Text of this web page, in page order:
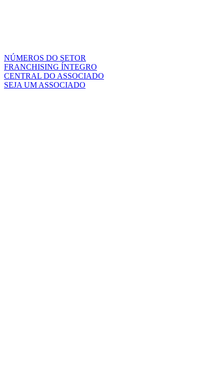
NÚMEROS DO SETOR
FRANCHISING ÍNTEGRO
CENTRAL DO ASSOCIADO
SEJA UM ASSOCIADO